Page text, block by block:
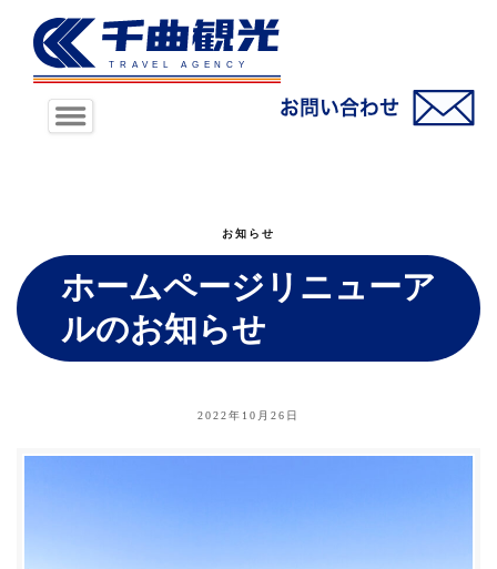
お知らせ
ホームページリニューア
ルのお知らせ
2022年10月26日